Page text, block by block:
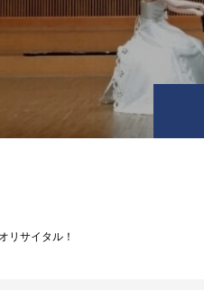
リサイタル！